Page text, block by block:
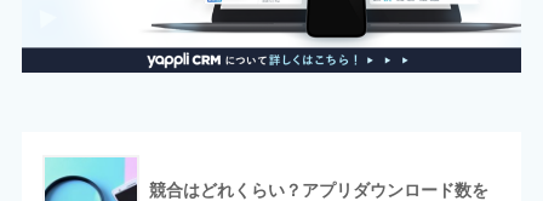
競合はどれくらい？アプリダウンロード数を